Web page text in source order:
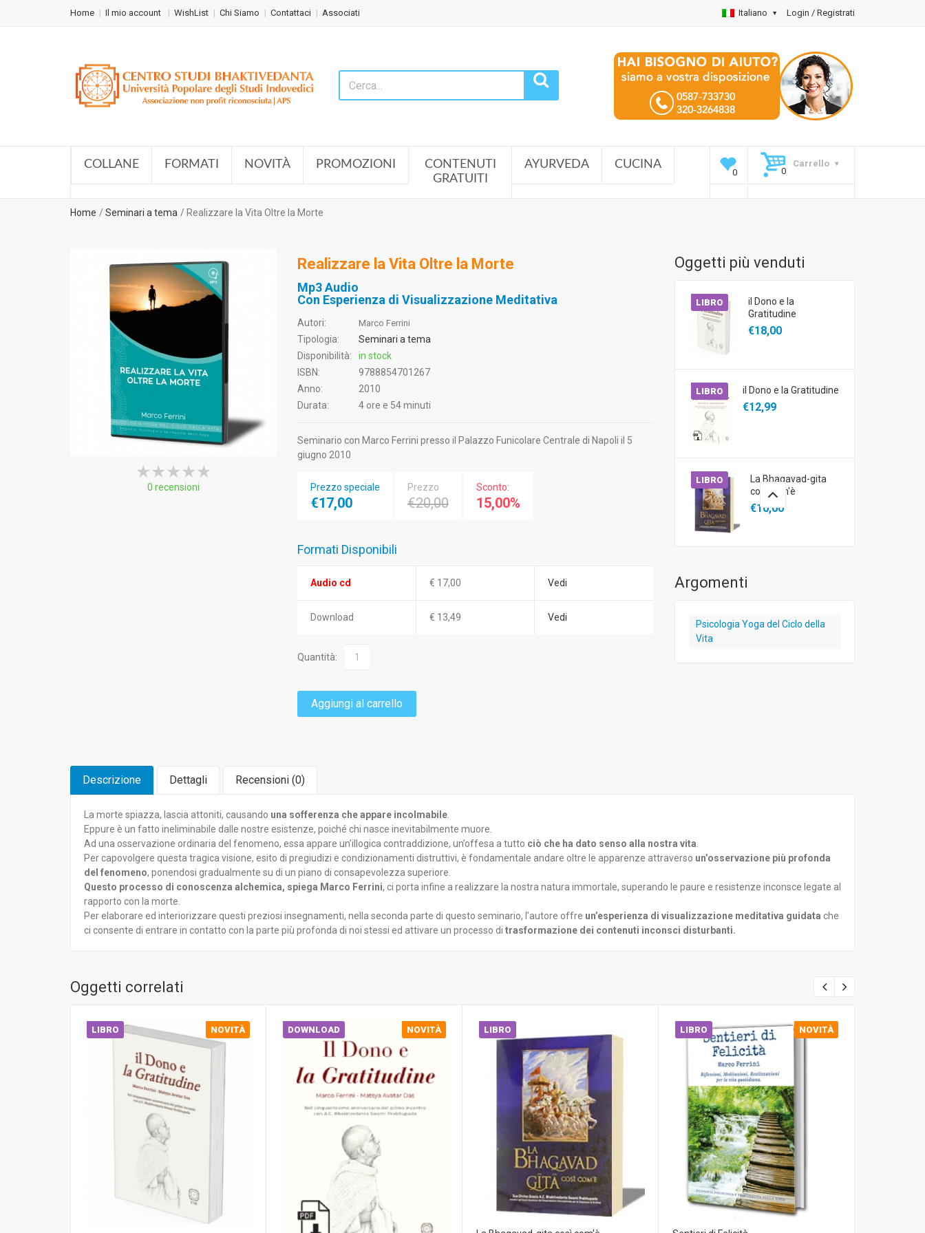
Home Il mio account WishList Chi Siamo Contattaci Associati Login / Registrati
Italiano
COLLANE FORMATI NOVITÀ PROMOZIONI
CONTENUTI
GRATUITI
AYURVEDA CUCINA Carrello
Home Seminari a tema Realizzare la Vita Oltre la Morte
★★★★★
★★★★★
★★★★★
0 recensioni
Realizzare la Vita Oltre la Morte
Mp3 Audio
Con Esperienza di Visualizzazione Meditativa
Autori: Marco Ferrini
Tipologia:
Seminari a tema
Disponibilità:
in stock
ISBN:
9788854701267
Anno:
2010
Durata:
4 ore e 54 minuti
Seminario con Marco Ferrini presso il Palazzo Funicolare Centrale di Napoli il 5
giugno 2010
Prezzo speciale
€17,00
Prezzo
€20,00
Sconto:
15,00%
Formati Disponibili
Audio cd € 17,00 Vedi
Download € 13,49 Vedi
Quantità:
Aggiungi al carrello
Oggetti più venduti
LIBRO
il Dono e la
Gratitudine
€18,00
LIBRO il Dono e la Gratitudine
€12,99
LIBRO
La Bhagavad-gita
così com'è
€10,00
Argomenti
Psicologia Yoga del Ciclo della
Vita
Descrizione Dettagli Recensioni (0)
La morte spiazza, lascia attoniti, causando una sofferenza che appare incolmabile
Eppure è un fatto ineliminabile dalle nostre esistenze, poiché chi nasce inevitabilmente muore.
Ad una osservazione ordinaria del fenomeno, essa appare un’illogica contraddizione, un’offesa a tutto ciò che ha dato senso alla nostra vita
Per capovolgere questa tragica visione, esito di pregiudizi e condizionamenti distruttivi, è fondamentale andare oltre le apparenze attraverso un’osservazione più profonda
del fenomeno, ponendosi gradualmente su di un piano di consapevolezza superiore.
Questo processo di conoscenza alchemica, spiega Marco Ferrini, ci porta infine a realizzare la nostra natura immortale, superando le paure e resistenze inconsce legate al
rapporto con la morte.
Per elaborare ed interiorizzare questi preziosi insegnamenti, nella seconda parte di questo seminario, l’autore offre un’esperienza di visualizzazione meditativa guidata che
ci consente di entrare in contatto con la parte più profonda di noi stessi ed attivare un processo di trasformazione dei contenuti inconsci disturbanti.
Oggetti correlati
LIBRO NOVITÀ DOWNLOAD NOVITÀ LIBRO LIBRO NOVITÀ